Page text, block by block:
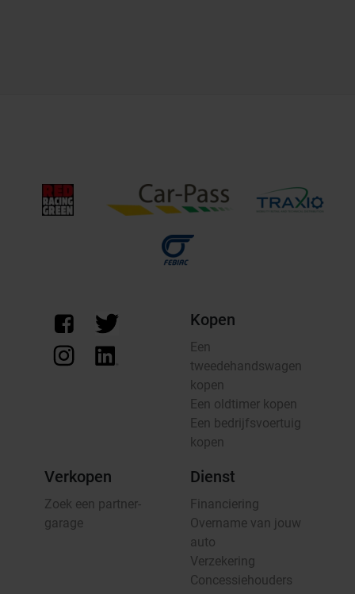
Kopen
Een
tweedehandswagen
kopen
Een oldtimer kopen
Een bedrijfsvoertuig
kopen
Verkopen
Zoek een partner-
garage
Dienst
Financiering
Overname van jouw
auto
Verzekering
Concessiehouders